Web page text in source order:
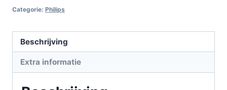
Categorie: Philips
Beschrijving
Extra informatie